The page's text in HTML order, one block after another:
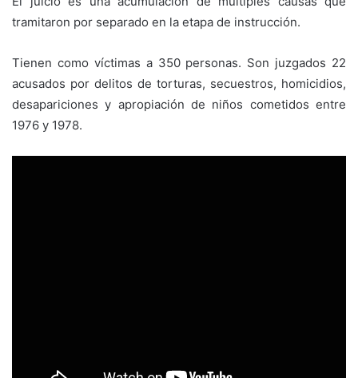
tramitaron por separado en la etapa de instrucción.
Tienen como víctimas a 350 personas. Son juzgados 22
acusados por delitos de torturas, secuestros, homicidios,
desapariciones y apropiación de niños cometidos entre
1976 y 1978.